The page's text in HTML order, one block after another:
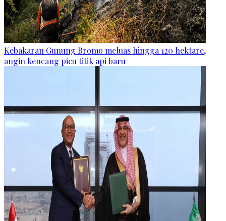
Kebakaran Gunung Bromo meluas hingga 120 hektare,
angin kencang picu titik api baru